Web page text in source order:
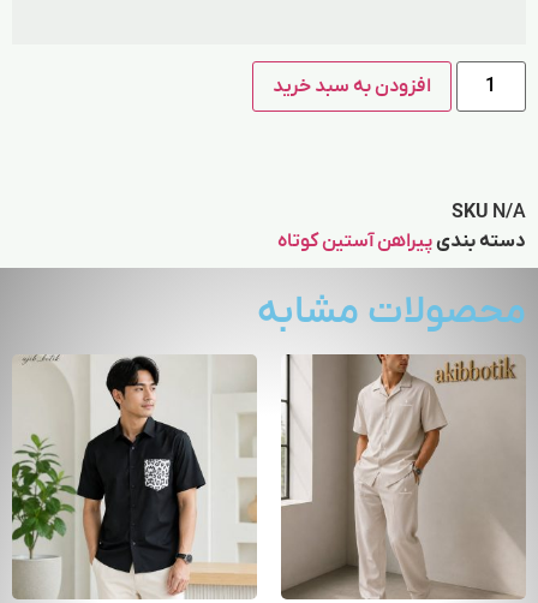
افزودن به سبد خرید
SKU N/A
دسته بندیپیراهن آستین کوتاه
محصولات مشابه